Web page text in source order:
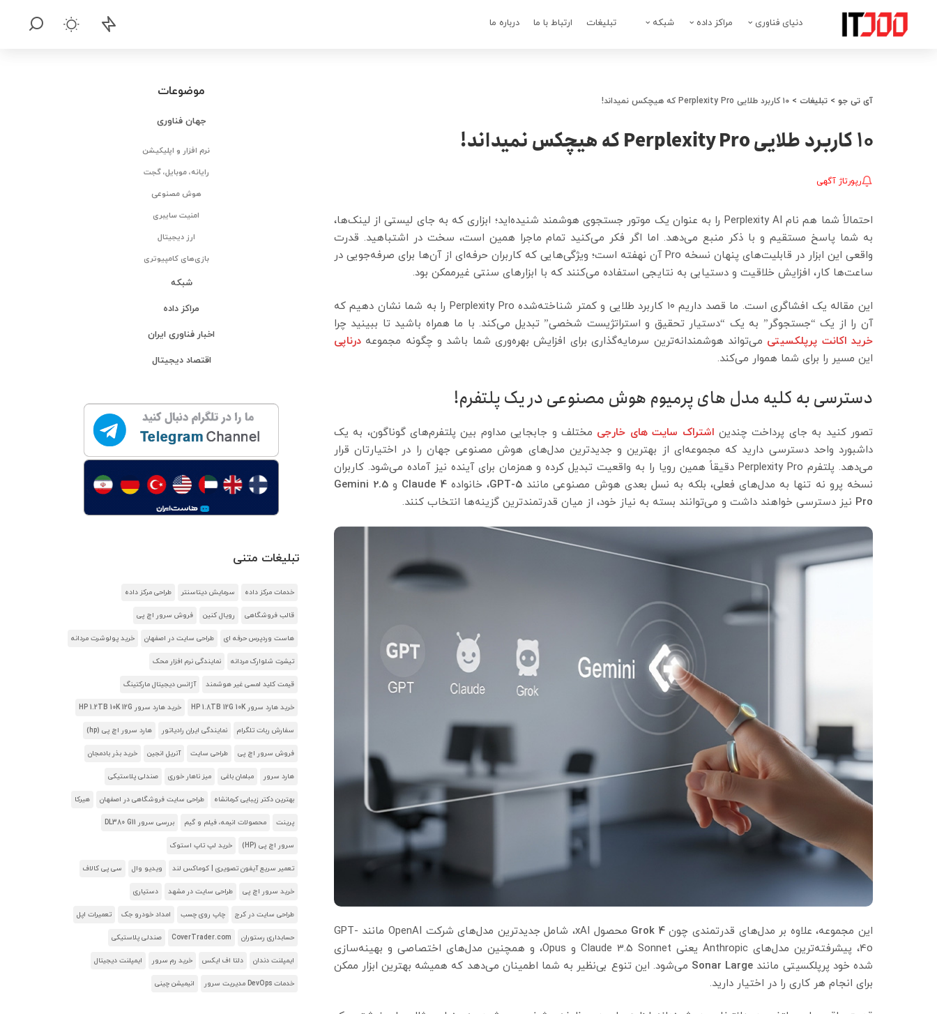
دنیای فناوری مراکز داده شبکه تبلیغات ارتباط با ما درباره ما
آی تی جو > تبلیغات > ۱۰ کاربرد طلایی Perplexity Pro که هیچکس نمیداند!
۱۰ کاربرد طلایی Perplexity Pro که هیچکس نمیداند!
رپورتاژ آگهی
احتمالاً شما هم نام Perplexity AI را به عنوان یک موتور جستجوی هوشمند شنیده‌اید؛ ابزاری که به جای لیستی از لینک‌ها،
به شما پاسخ مستقیم و با ذکر منبع می‌دهد. اما اگر فکر می‌کنید تمام ماجرا همین است، سخت در اشتباهید. قدرت
واقعی این ابزار در قابلیت‌های پنهان نسخه Pro آن نهفته است؛ ویژگی‌هایی که کاربران حرفه‌ای از آن‌ها برای صرفه‌جویی در
ساعت‌ها کار، افزایش خلاقیت و دستیابی به نتایجی استفاده می‌کنند که با ابزارهای سنتی غیرممکن بود.
این مقاله یک افشاگری است. ما قصد داریم ۱۰ کاربرد طلایی و کمتر شناخته‌شده Perplexity Pro را به شما نشان دهیم که
آن را از یک “جستجوگر” به یک “دستیار تحقیق و استراتژیست شخصی” تبدیل می‌کند. با ما همراه باشید تا ببینید چرا
خرید اکانت پرپلکسیتی می‌تواند هوشمندانه‌ترین سرمایه‌گذاری برای افزایش بهره‌وری شما باشد و چگونه مجموعهدرناپی
این مسیر را برای شما هموار می‌کند.
دسترسی به کلیه مدل های پرمیوم هوش مصنوعی در یک پلتفرم!
تصور کنید به جای پرداخت چندین اشتراک سایت های خارجی مختلف و جابجایی مداوم بین پلتفرم‌های گوناگون، به یک
داشبورد واحد دسترسی دارید که مجموعه‌ای از بهترین و جدیدترین مدل‌های هوش مصنوعی جهان را در اختیارتان قرار
می‌دهد. پلتفرم Perplexity Pro دقیقاً همین رویا را به واقعیت تبدیل کرده و همزمان برای آینده نیز آماده می‌شود. کاربران
نسخه پرو نه تنها به مدل‌های فعلی، بلکه به نسل بعدی هوش مصنوعی مانند GPT-5، خانوادهClaude 4 وGemini 2.5
Pro نیز دسترسی خواهند داشت و می‌توانند بسته به نیاز خود، از میان قدرتمندترین گزینه‌ها انتخاب کنند.
این مجموعه، علاوه بر مدل‌های قدرتمندی چونGrok 4
محصول xAI، شامل جدیدترین مدل‌های شرکت OpenAI مانند GPT-
4o، پیشرفته‌ترین مدل‌های Anthropic یعنی Claude 3.5 Sonnet و Opus، و همچنین مدل‌های اختصاصی و بهینه‌سازی
شده خود پرپلکسیتی مانند Sonar Large می‌شود. این تنوع بی‌نظیر به شما اطمینان می‌دهد که همیشه بهترین ابزار ممکن
برای انجام هر کاری را در اختیار دارید.
موضوعات
جهان فناوری
نرم افزار و اپلیکیشن
رایانه، موبایل، گجت
هوش مصنوعی
امنیت سایبری
ارز دیجیتال
بازی‌های کامپیوتری
شبکه
مراکز داده
اخبار فناوری ایران
اقتصاد دیجیتال
تبلیغات متنی
خدمات مرکز داده سرمایش دیتاسنتر طراحی مرکز داده
قالب فروشگاهی رویال کنین فروش سرور اچ پی
هاست وردپرس حرفه ای طراحی سایت در اصفهان خرید پولوشرت مردانه
تیشرت شلوارک مردانه نمایندگی نرم افزار محک
قیمت کلید لمسی غیر هوشمند آژانس دیجیتال مارکتینگ
خرید هارد سرور HP 1.8TB 12G 10K خرید هارد سرور HP 1.2TB 10K 12G
سفارش ربات تلگرام نمایندگی ایران رادیاتور هارد سرور اچ پی (hp)
فروش سرور اچ پی طراحی سایت آنریل انجین خرید بذر بادمجان
هارد سرور مبلمان باغی میز ناهار خوری صندلی پلاستیکی
بهترین دکتر زیبایی کرمانشاه طراحی سایت فروشگاهی در اصفهان هیرکا
پرینت محصولات انیمه، فیلم و گیم بررسی سرور DL380 G11
سرور اچ پی (HP) خرید لپ تاپ استوک
تعمیر سریع آیفون تصویری | کوماکس لند ویدیو وال سی پی کالاف
خرید سرور اچ پی طراحی سایت در مشهد دستیاری
طراحی سایت در کرج چاپ روی چسب امداد خودرو جک تعمیرات اپل
حسابداری رستوران CoverTrader.com صندلی پلاستیکی
ایمپلنت دندان دلتا اف ایکس خرید رم سرور ایمپلنت دیجیتال
خدمات DevOps مدیریت سرور انیمیشن چینی